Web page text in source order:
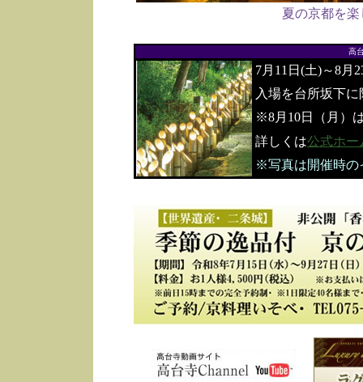
夏の京都を
高
7月11日(土)～8月
入場を台所坂下
※8月10日（月）
詳しくは公式ホー
※写真は開催時の